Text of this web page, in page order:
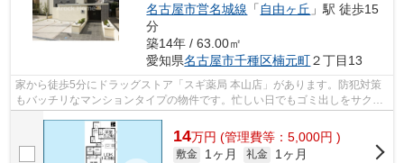
名古屋市営名城線 「 自由ヶ丘 」駅 徒歩15
分
築14年 / 63.00㎡
愛知県名古屋市千種区楠元町２丁目13
家から徒歩5分にドラッグストア「スギ薬局 本山店」があります。防犯対策
もバッチリなマンションタイプの物件です。忙しい日でもゴミ出しをサクッ
と終えられるように、敷地内にゴミ置...
14万円 (管理費等：5,000円 )
敷金 1ヶ月 礼金
1ヶ月